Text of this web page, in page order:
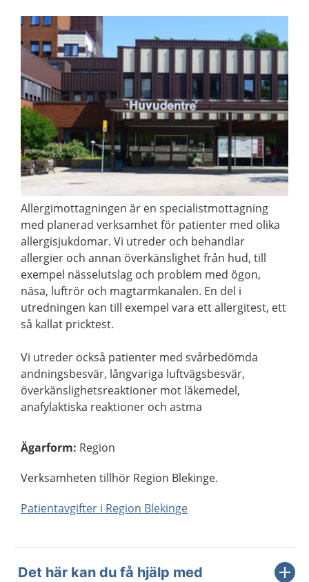
Allergimottagningen är en specialistmottagning
med planerad verksamhet för patienter med olika
allergisjukdomar. Vi utreder och behandlar
allergier och annan överkänslighet från hud, till
exempel nässelutslag och problem med ögon,
näsa, luftrör och magtarmkanalen. En del i
utredningen kan till exempel vara ett allergitest, ett
så kallat pricktest.
Vi utreder också patienter med svårbedömda
andningsbesvär, långvariga luftvägsbesvär,
överkänslighetsreaktioner mot läkemedel,
anafylaktiska reaktioner och astma
Ägarform: Region
Verksamheten tillhör Region Blekinge.
Patientavgifter i Region Blekinge
Det här kan du få hjälp med